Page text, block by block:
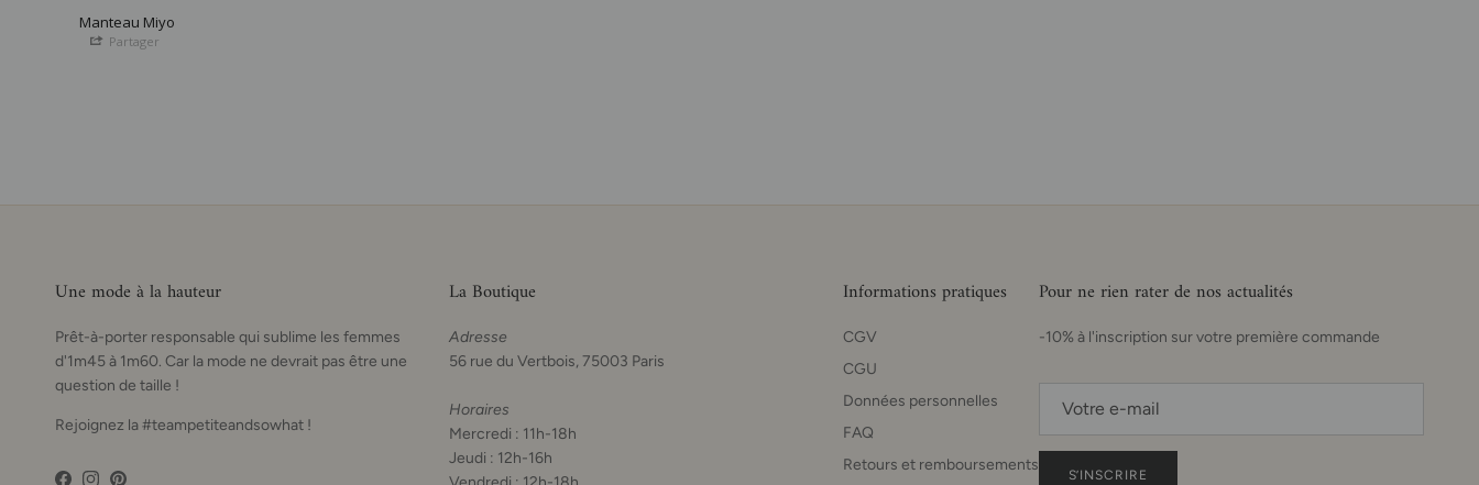
Manteau Miyo
Partager
Une mode à la hauteur
Prêt-à-porter responsable qui sublime les femmes
d'1m45 à 1m60. Car la mode ne devrait pas être une
question de taille !
Rejoignez la #teampetiteandsowhat !
La Boutique
Adresse
56 rue du Vertbois, 75003 Paris
Horaires
Mercredi : 11h-18h
Jeudi : 12h-16h
Informations pratiques
CGV
CGU
Données personnelles
FAQ
Retours et remboursements
Pour ne rien rater de nos actualités
-10% à l'inscription sur votre première commande
S’INSCRIRE